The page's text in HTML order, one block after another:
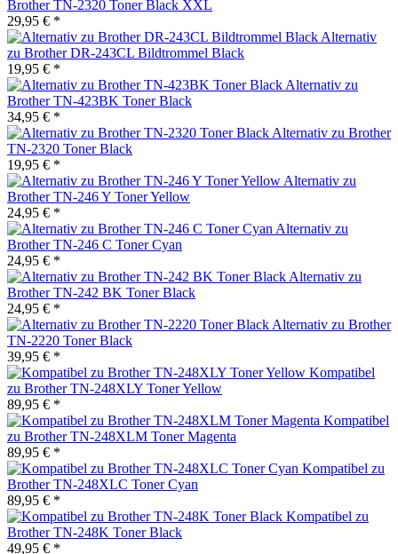
Brother TN-2320 Toner Black XXL
29,95 € *
Alternativ
zu Brother DR-243CL Bildtrommel Black
19,95 € *
Alternativ zu
Brother TN-423BK Toner Black
34,95 € *
Alternativ zu Brother
TN-2320 Toner Black
19,95 € *
Alternativ zu
Brother TN-246 Y Toner Yellow
24,95 € *
Alternativ zu
Brother TN-246 C Toner Cyan
24,95 € *
Alternativ zu
Brother TN-242 BK Toner Black
24,95 € *
Alternativ zu Brother
TN-2220 Toner Black
39,95 € *
Kompatibel
zu Brother TN-248XLY Toner Yellow
89,95 € *
Kompatibel
zu Brother TN-248XLM Toner Magenta
89,95 € *
Kompatibel zu
Brother TN-248XLC Toner Cyan
89,95 € *
Kompatibel zu
Brother TN-248K Toner Black
49,95 € *